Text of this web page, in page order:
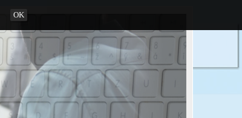
OK